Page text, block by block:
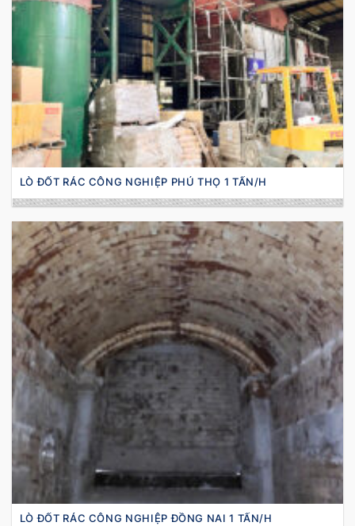
LÒ ĐỐT RÁC CÔNG NGHIỆP PHÚ THỌ 1 TẤN/H
LÒ ĐỐT RÁC CÔNG NGHIỆP ĐỒNG NAI 1 TẤN/H